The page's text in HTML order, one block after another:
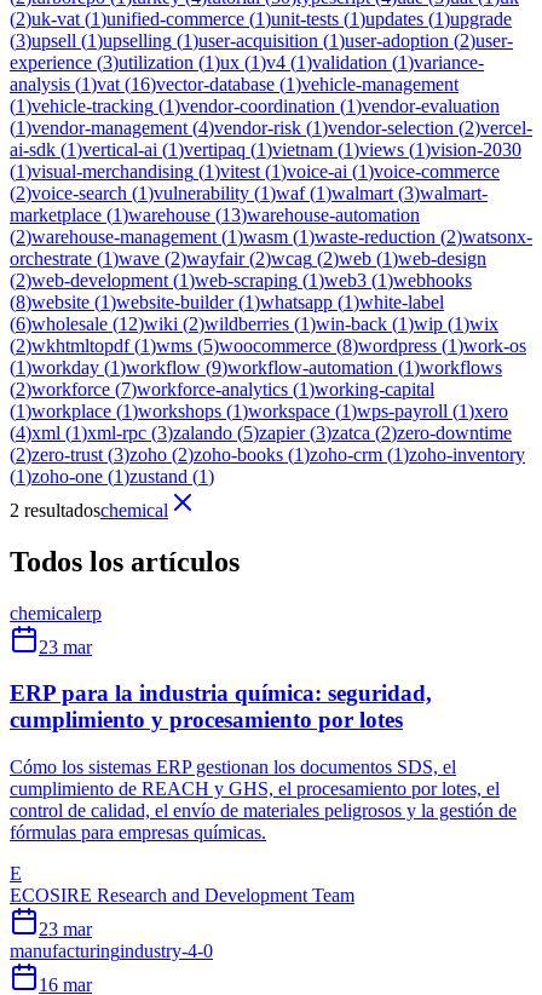
(2)uk-vat (1)unified-commerce (1)unit-tests (1)updates (1)upgrade
(3)upsell (1)upselling (1)user-acquisition (1)user-adoption (2)user-
experience (3)utilization (1)ux (1)v4 (1)validation (1)variance-
analysis (1)vat (16)vector-database (1)vehicle-management
(1)vehicle-tracking (1)vendor-coordination (1)vendor-evaluation
(1)vendor-management (4)vendor-risk (1)vendor-selection (2)vercel-
ai-sdk (1)vertical-ai (1)vertipaq (1)vietnam (1)views (1)vision-2030
(1)visual-merchandising (1)vitest (1)voice-ai (1)voice-commerce
(2)voice-search (1)vulnerability (1)waf(1)walmart (3)walmart-
marketplace (1)warehouse (13)warehouse-automation
(2)warehouse-management (1)wasm (1)waste-reduction (2)watsonx-
orchestrate (1)wave (2)wayfair(2)wcag (2)web (1)web-design
(2)web-development (1)web-scraping (1)web3 (1)webhooks
(8)website (1)website-builder(1)whatsapp (1)white-label
(6)wholesale (12)wiki (2)wildberries (1)win-back (1)wip (1)wix
(2)wkhtmltopdf(1)wms (5)woocommerce (8)wordpress (1)work-os
(1)workday (1)workflow (9)workflow-automation (1)workflows
(2)workforce (7)workforce-analytics (1)working-capital
(1)workplace (1)workshops (1)workspace (1)wps-payroll (1)xero
(4)xml (1)xml-rpc (3)zalando (5)zapier(3)zatca (2)zero-downtime
(2)zero-trust (3)zoho (2)zoho-books (1)zoho-crm (1)zoho-inventory
(1)zoho-one (1)zustand (1)
2 resultadoschemical
Todos los artículos
chemicalerp
23 mar
ERP para la industria química: seguridad,
cumplimiento y procesamiento por lotes
Cómo los sistemas ERP gestionan los documentos SDS, el
cumplimiento de REACH y GHS, el procesamiento por lotes, el
control de calidad, el envío de materiales peligrosos y la gestión de
fórmulas para empresas químicas.
E
ECOSIRE Research and Development Team
23 mar
manufacturingindustry-4-0
16 mar